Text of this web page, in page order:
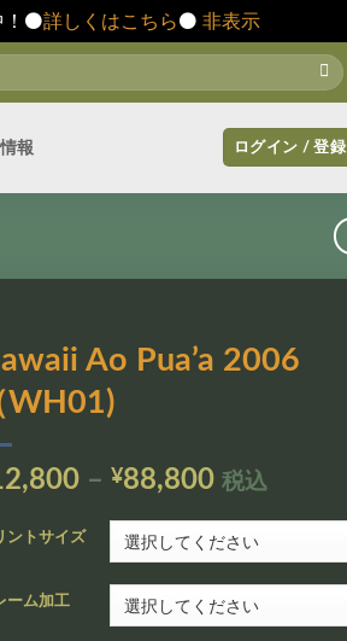
⚫️詳しくはこちら⚫️ 非表示
報 ログイン / 登録
Ao Pua’a 2006
WH01)
– ¥88,800価
帯:
¥12,800
–
¥88,800
税込
ントサイズ
ーム加工